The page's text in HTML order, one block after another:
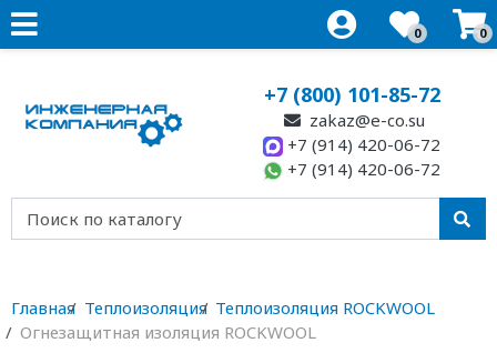
0 0
+7 (800) 101-85-72
zakaz@e-co.su
+7 (914) 420-06-72
+7 (914) 420-06-72
Главная Теплоизоляция Теплоизоляция ROCKWOOL
Огнезащитная изоляция ROCKWOOL